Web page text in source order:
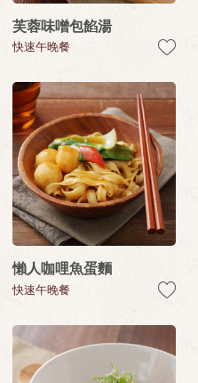
芙蓉味噌包餡湯
快速午晚餐
懶人咖哩魚蛋麵
快速午晚餐